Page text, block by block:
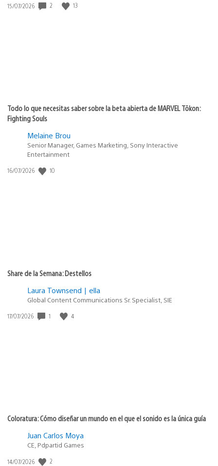
Fecha
15/07/2026 2 13
Todo lo que necesitas saber sobre la beta abierta de MARVEL Tōkon:
Fighting Souls
Melaine Brou
Senior Manager, Games Marketing, Sony Interactive
Entertainment
Fecha
16/07/2026 10
Share de la Semana: Destellos
Laura Townsend | ella
Global Content Communications Sr. Specialist, SIE
Fecha
17/07/2026 1 4
Coloratura: Cómo diseñar un mundo en el que el sonido es la única guía
Juan Carlos Moya
CE, Pdpartid Games
Fecha
14/07/2026 2